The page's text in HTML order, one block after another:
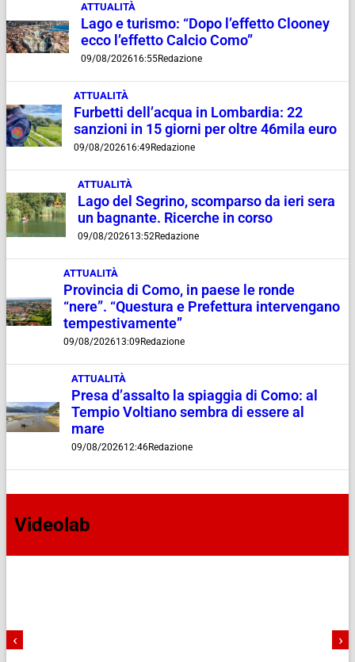
ATTUALITÀ
Lago e turismo: “Dopo l’effetto Clooney
ecco l’effetto Calcio Como”
09/08/202616:55Redazione
ATTUALITÀ
Furbetti dell’acqua in Lombardia: 22
sanzioni in 15 giorni per oltre 46mila euro
09/08/202616:49 Redazione
ATTUALITÀ
Lago del Segrino, scomparso da ieri sera
un bagnante. Ricerche in corso
09/08/202613:52Redazione
ATTUALITÀ
Provincia di Como, in paese le ronde
“nere”. “Questura e Prefettura intervengano
tempestivamente”
09/08/202613:09 Redazione
ATTUALITÀ
Presa d’assalto la spiaggia di Como: al
Tempio Voltiano sembra di essere al
mare
09/08/202612:46Redazione
Videolab
‹ ›